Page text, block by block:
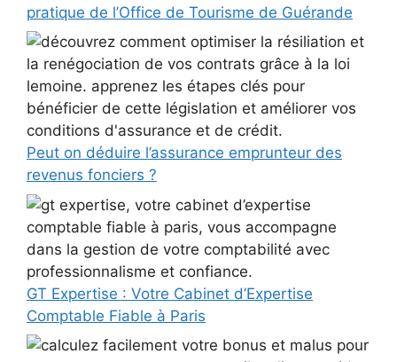
pratique de l’Office de Tourisme de Guérande
Peut on déduire l’assurance emprunteur des
revenus fonciers ?
GT Expertise : Votre Cabinet d’Expertise
Comptable Fiable à Paris